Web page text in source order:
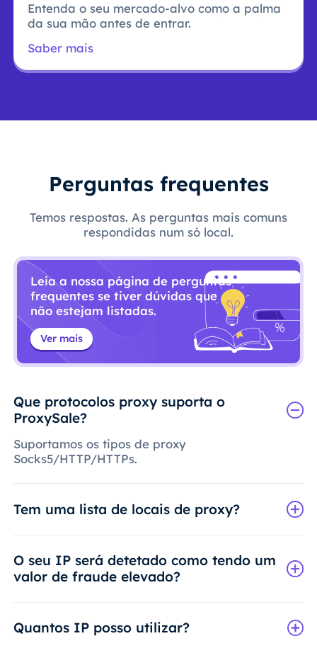
Entenda o seu mercado-alvo como a palma
da sua mão antes de entrar.
Saber mais
Perguntas frequentes
Temos respostas. As perguntas mais comuns
respondidas num só local.
Leia a nossa página de perguntas
frequentes se tiver dúvidas que
não estejam listadas.
Ver mais
Que protocolos proxy suporta o
ProxySale?
Suportamos os tipos de proxy
Socks5/HTTP/HTTPs.
Tem uma lista de locais de proxy?
O seu IP será detetado como tendo um
valor de fraude elevado?
Quantos IP posso utilizar?